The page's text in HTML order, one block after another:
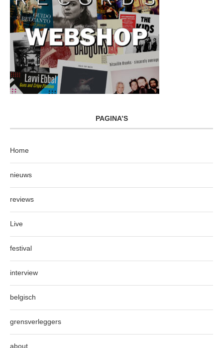
PAGINA’S
Home
nieuws
reviews
Live
festival
interview
belgisch
grensverleggers
about